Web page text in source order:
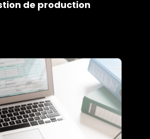
de production